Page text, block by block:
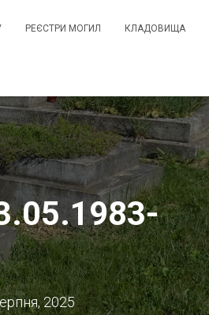
РЕЄСТРИ МОГИЛ КЛАДОВИЩА
2025